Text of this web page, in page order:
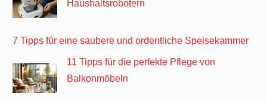
Haushaltsrobotern
7 Tipps für eine saubere und ordentliche Speisekammer
11 Tipps für die perfekte Pflege von
Balkonmöbeln